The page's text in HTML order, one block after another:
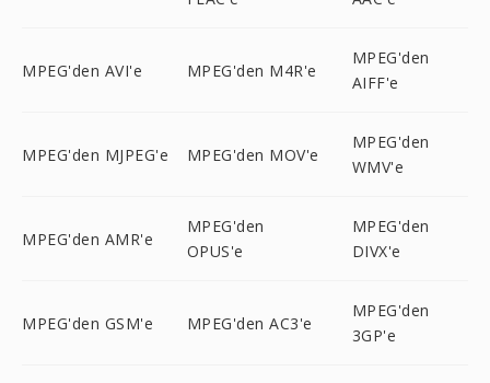
MPEG'den AVI'e MPEG'den M4R'e
MPEG'den
AIFF'e
MPEG'den MJPEG'e MPEG'den MOV'e
MPEG'den
WMV'e
MPEG'den AMR'e
MPEG'den
OPUS'e
MPEG'den
DIVX'e
MPEG'den GSM'e MPEG'den AC3'e
MPEG'den
3GP'e